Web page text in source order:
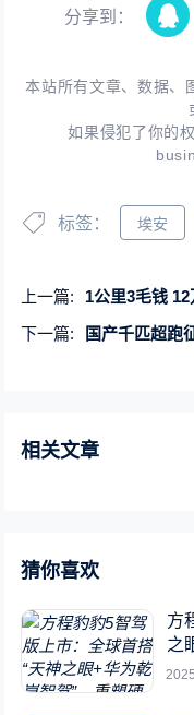
分享到：
本站所有文章、数据、
如果侵犯了你的
标签： 埃安
上一篇:
1公里3毛钱
下一篇:
国产千匹超跑征
相关文章
猜你喜欢
方
之
标